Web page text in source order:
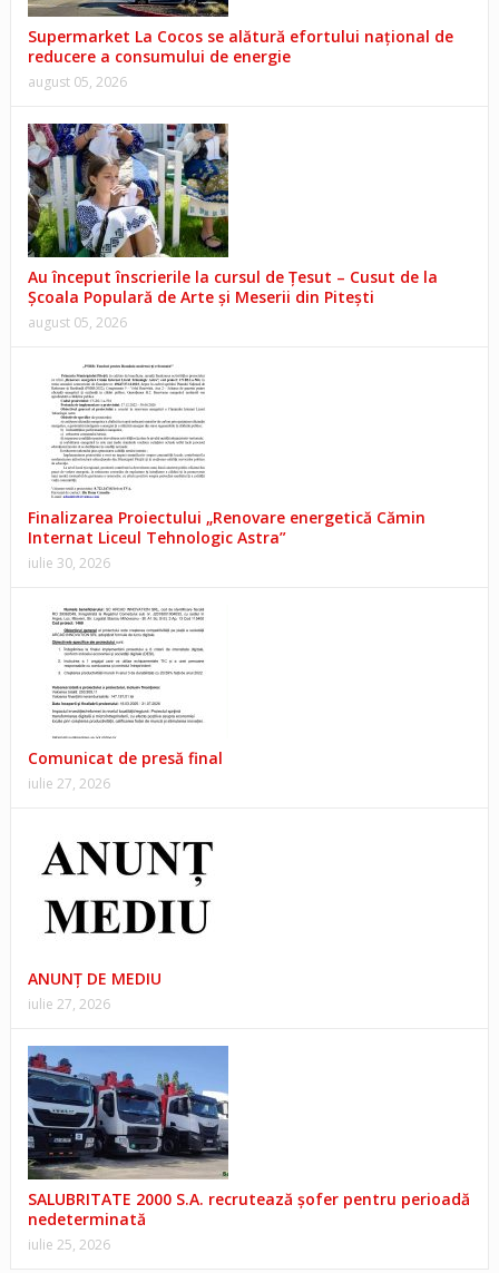
Supermarket La Cocos se alătură efortului național de
reducere a consumului de energie
august 05, 2026
Au început înscrierile la cursul de Țesut – Cusut de la
Școala Populară de Arte și Meserii din Pitești
august 05, 2026
Finalizarea Proiectului „Renovare energetică Cămin
Internat Liceul Tehnologic Astra”
iulie 30, 2026
Comunicat de presă final
iulie 27, 2026
ANUNŢ DE MEDIU
iulie 27, 2026
SALUBRITATE 2000 S.A. recrutează șofer pentru perioadă
nedeterminată
iulie 25, 2026